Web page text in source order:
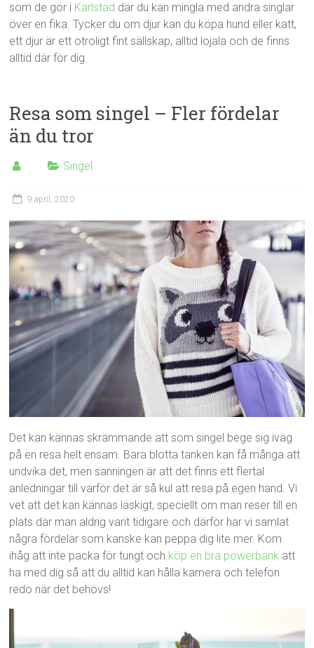
som de gör i Karlstad där du kan mingla med andra singlar
över en fika. Tycker du om djur kan du köpa hund eller katt,
ett djur är ett otroligt fint sällskap, alltid lojala och de finns
alltid där för dig.
Resa som singel – Fler fördelar
än du tror
Singel
9 april, 2020
Det kan kännas skrämmande att som singel bege sig iväg
på en resa helt ensam. Bara blotta tanken kan få många att
undvika det, men sanningen är att det finns ett flertal
anledningar till varför det är så kul att resa på egen hand. Vi
vet att det kan kännas läskigt, speciellt om man reser till en
plats där man aldrig varit tidigare och därför har vi samlat
några fördelar som kanske kan peppa dig lite mer. Kom
ihåg att inte packa för tungt och köp en bra powerbank att
ha med dig så att du alltid kan hålla kamera och telefon
redo när det behövs!